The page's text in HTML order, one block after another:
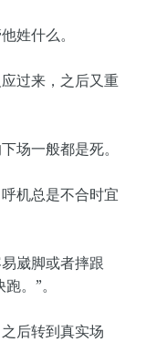
什么。
过来，之后又重
一般都是死。
机总是不合时宜
崴脚或者摔跟
。”。
后转到真实场